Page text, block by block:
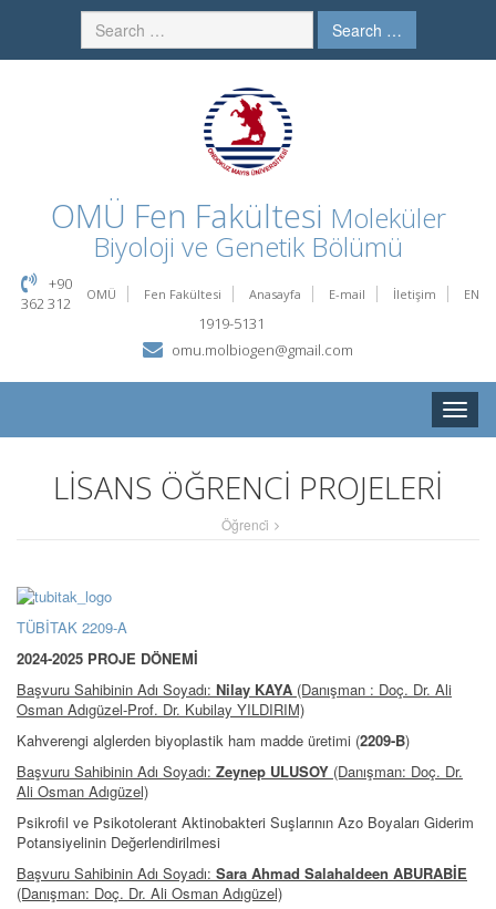
Search …
OMÜ Fen Fakültesi Moleküler
Biyoloji ve Genetik Bölümü
OMÜ Fen Fakültesi Anasayfa E-mail İletişim EN
+90
362 312
1919-5131
omu.molbiogen@gmail.com
Toggle
LİSANS ÖĞRENCİ PROJELERİ
Öğrenci̇
TÜBİTAK 2209-A
2024-2025 PROJE DÖNEMİ
Başvuru Sahibinin Adı Soyadı: Nilay KAYA (Danışman : Doç. Dr. Ali
Osman Adıgüzel-Prof. Dr. Kubilay YILDIRIM)
Kahverengi alglerden biyoplastik ham madde üretimi (2209-B)
Başvuru Sahibinin Adı Soyadı: Zeynep ULUSOY (Danışman: Doç. Dr.
Ali Osman Adıgüzel)
Psikrofil ve Psikotolerant Aktinobakteri Suşlarının Azo Boyaları Giderim
Potansiyelinin Değerlendirilmesi
Başvuru Sahibinin Adı Soyadı: Sara Ahmad Salahaldeen ABURABİE
(Danışman: Doç. Dr. Ali Osman Adıgüzel)